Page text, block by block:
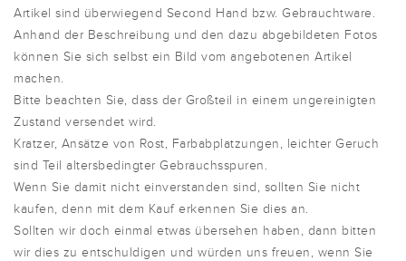
Artikel sind überwiegend Second Hand bzw. Gebrauchtware.
Anhand der Beschreibung und den dazu abgebildeten Fotos
können Sie sich selbst ein Bild vom angebotenen Artikel
machen.
Bitte beachten Sie, dass der Großteil in einem ungereinigten
Zustand versendet wird.
Kratzer, Ansätze von Rost, Farbabplatzungen, leichter Geruch
sind Teil altersbedingter Gebrauchsspuren.
Wenn Sie damit nicht einverstanden sind, sollten Sie nicht
kaufen, denn mit dem Kauf erkennen Sie dies an.
Sollten wir doch einmal etwas übersehen haben, dann bitten
wir dies zu entschuldigen und würden uns freuen, wenn Sie